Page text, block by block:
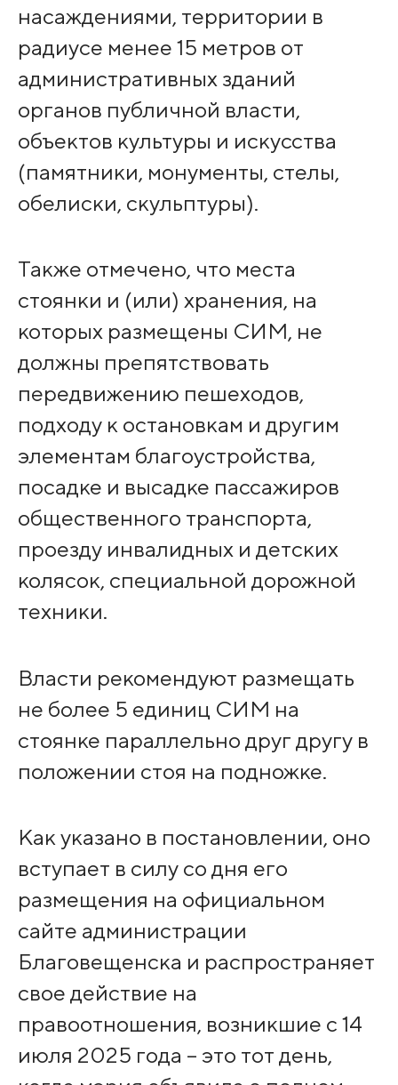
насаждениями, территории в
радиусе менее 15 метров от
административных зданий
органов публичной власти,
объектов культуры и искусства
(памятники, монументы, стелы,
обелиски, скульптуры).
Также отмечено, что места
стоянки и (или) хранения, на
которых размещены СИМ, не
должны препятствовать
передвижению пешеходов,
подходу к остановкам и другим
элементам благоустройства,
посадке и высадке пассажиров
общественного транспорта,
проезду инвалидных и детских
колясок, специальной дорожной
техники.
Власти рекомендуют размещать
не более 5 единиц СИМ на
стоянке параллельно друг другу в
положении стоя на подножке.
Как указано в постановлении, оно
вступает в силу со дня его
размещения на официальном
сайте администрации
Благовещенска и распространяет
свое действие на
правоотношения, возникшие с 14
июля 2025 года – это тот день,